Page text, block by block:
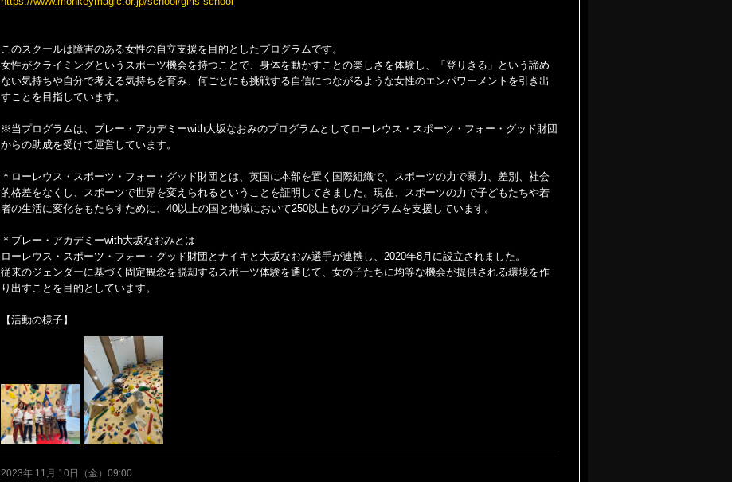
このスクールは障害のある女性の自立支援を目的としたプログラムです。
女性がクライミングというスポーツ機会を持つことで、身体を動かすことの楽しさを体験し、「登りきる」という諦め
ない気持ちや自分で考える気持ちを育み、何ごとにも挑戦する自信につながるような女性のエンパワーメントを引き出
すことを目指しています。
※当プログラムは、プレー・アカデミーwith大坂なおみのプログラムとしてローレウス・スポーツ・フォー・グッド財団
からの助成を受けて運営しています。
＊ローレウス・スポーツ・フォー・グッド財団とは、英国に本部を置く国際組織で、スポーツの力で暴力、差別、社会
的格差をなくし、スポーツで世界を変えられるということを証明してきました。現在、スポーツの力で子どもたちや若
者の生活に変化をもたらすために、40以上の国と地域において250以上ものプログラムを支援しています。
＊プレー・アカデミーwith大坂なおみとは
ローレウス・スポーツ・フォー・グッド財団とナイキと大坂なおみ選手が連携し、2020年8月に設立されました。
従来のジェンダーに基づく固定観念を脱却するスポーツ体験を通じて、女の子たちに均等な機会が提供される環境を作
り出すことを目的としています。
【活動の様子】
2023年 11月 10日（金）09:00